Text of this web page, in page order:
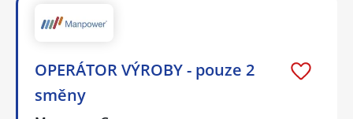
OPERÁTOR VÝROBY - pouze 2
směny